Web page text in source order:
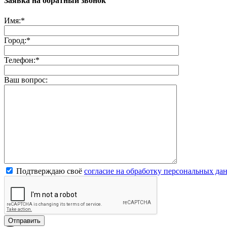
Имя:*
Город:*
Телефон:*
Ваш вопрос:
Подтверждаю своё согласие на обработку персональных